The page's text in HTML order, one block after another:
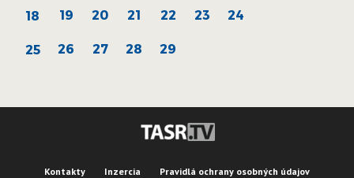
18 19 20 21 22 23 24
25 26 27 28 29
Kontakty Inzercia Pravidlá ochrany osobných údajov